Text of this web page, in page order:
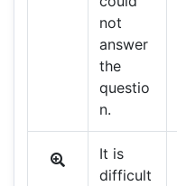
not
answer
the
questio
n.
It is
difficult